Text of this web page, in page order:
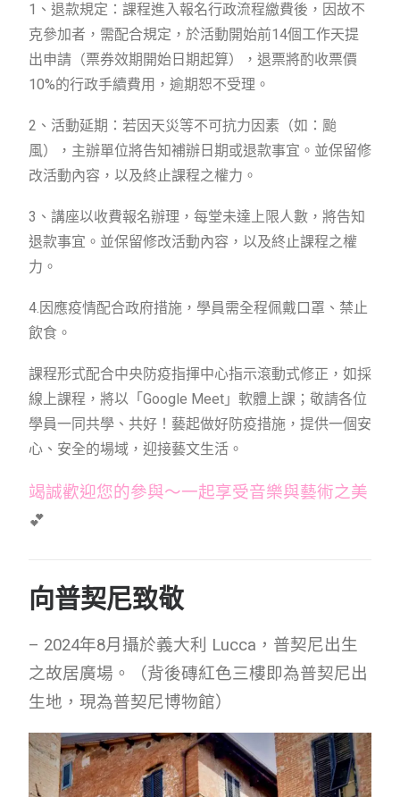
1、退款規定：課程進入報名行政流程繳費後，因故不
克參加者，需配合規定，於活動開始前14個工作天提
出申請（票券效期開始日期起算），退票將酌收票價
10%的行政手續費用，逾期恕不受理。
2、活動延期：若因天災等不可抗力因素（如：颱
風），主辦單位將告知補辦日期或退款事宜。並保留修
改活動內容，以及終止課程之權力。
3、講座以收費報名辦理，每堂未達上限人數，將告知
退款事宜。並保留修改活動內容，以及終止課程之權
力。
4.因應疫情配合政府措施，學員需全程佩戴口罩、禁止
飲食。
課程形式配合中央防疫指揮中心指示滾動式修正，如採
線上課程，將以「Google Meet」軟體上課；敬請各位
學員一同共學、共好！藝起做好防疫措施，提供一個安
心、安全的場域，迎接藝文生活。
竭誠歡迎您的參與～一起享受音樂與藝術之美
💕
向普契尼致敬
– 2024年8月攝於義大利 Lucca，普契尼出生
之故居廣場。（背後磚紅色三樓即為普契尼出
生地，現為普契尼博物館）